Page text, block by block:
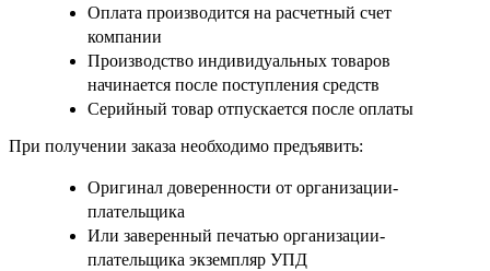
Оплата производится на расчетный счет
компании
Производство индивидуальных товаров
начинается после поступления средств
Серийный товар отпускается после оплаты
При получении заказа необходимо предъявить:
Оригинал доверенности от организации-
плательщика
Или заверенный печатью организации-
плательщика экземпляр УПД